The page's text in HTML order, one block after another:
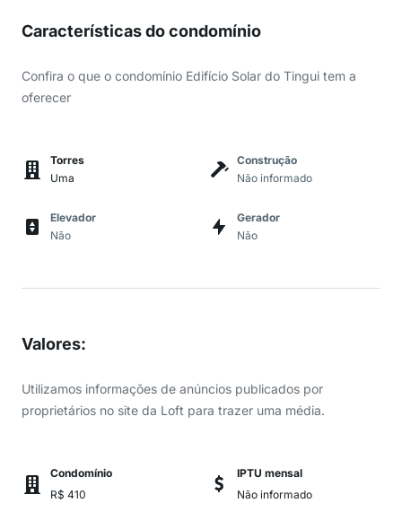
Características do condomínio
Confira o que o condomínio Edifício Solar do Tingui tem a
oferecer
Torres
Uma
Construção
Não informado
Elevador
Não
Gerador
Não
Valores:
Utilizamos informações de anúncios publicados por
proprietários no site da Loft para trazer uma média.
Condomínio
R$ 410
IPTU mensal
Não informado